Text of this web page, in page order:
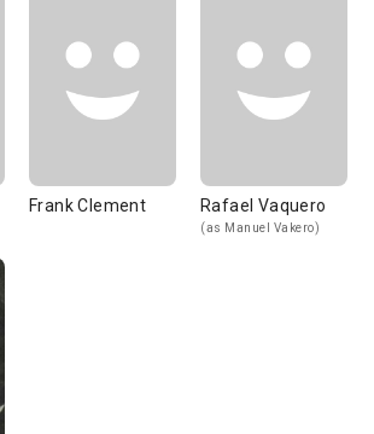
Frank Clement Rafael Vaquero
(as Manuel Vakero)